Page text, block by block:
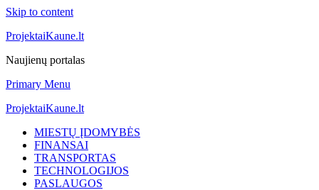
Skip to content
ProjektaiKaune.lt
Naujienų portalas
Primary Menu
ProjektaiKaune.lt
MIESTŲ ĮDOMYBĖS
FINANSAI
TRANSPORTAS
TECHNOLOGIJOS
PASLAUGOS